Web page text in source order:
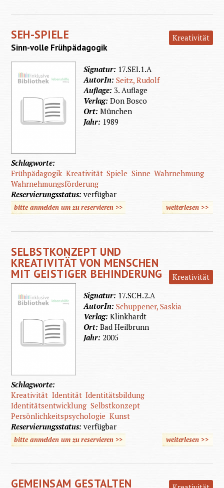
SEH-SPIELE Kreativität
Sinn-volle Frühpädagogik
Signatur: 17.SEI.1.A
AutorIn:Seitz, Rudolf
Auflage: 3. Auflage
Verlag:Don Bosco
Ort:München
Jahr: 1989
Schlagworte:
Frühpädagogik Kreativität Spiele Sinne Wahrnehmung
Wahrnehmungsförderung
Reservierungsstatus:verfügbar
bitte anmelden um zu reservieren >> weiterlesen
über
>>
SELBSTKONZEPT UND
KREATIVITÄT VON MENSCHEN
MIT GEISTIGER BEHINDERUNG
Kreativität
Signatur: 17.SCH.2.A
AutorIn:Schuppener, Saskia
Verlag:Klinkhardt
Ort:Bad Heilbrunn
Jahr: 2005
Schlagworte:
Kreativität Identität Identitätsbildung
Identitätsentwicklung Selbstkonzept
Persönlichkeitspsychologie Kunst
Reservierungsstatus:verfügbar
bitte anmelden um zu reservieren >> weiterlesen>>
GEMEINSAM GESTALTEN